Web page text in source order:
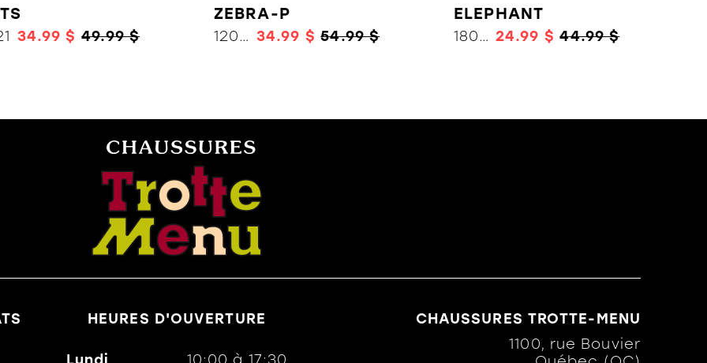
34.99 $ 49.99 $
ZEBRA-P
12019 34.99 $ 54.99 $
ELEPHANT
18031 24.99 $ 44.99 $
HEURES D'OUVERTURE
CHAUSSURES TROTTE-MENU
1100, rue Bouvier